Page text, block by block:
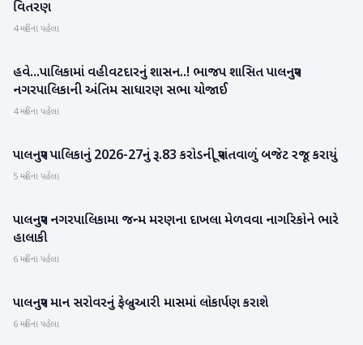
વિતરણ
4 મહિના પહેલા
બનાસકાંઠા
હવે...પાલિકામાં વહીવટદારનું શાસન..! ભાજપ શાસિત પાલનપુર
નગરપાલિકાની અંતિમ સાધારણ સભા યોજાઈ
4 મહિના પહેલા
બનાસકાંઠા
પાલનપુર પાલિકાનું 2026-27નું રૂ.83 કરોડની પૂરાંતવાળું બજેટ રજૂ કરાયું
5 મહિના પહેલા
બનાસકાંઠા
પાલનપુર નગરપાલિકામા જન્મ મરણના દાખલા મેળવવા નાગરિકોને ભારે
હાલાકી
6 મહિના પહેલા
બનાસકાંઠા
પાલનપુર માન સરોવરનું ફેબ્રુઆરી માસમાં લોકાર્પણ કરાશે
6 મહિના પહેલા